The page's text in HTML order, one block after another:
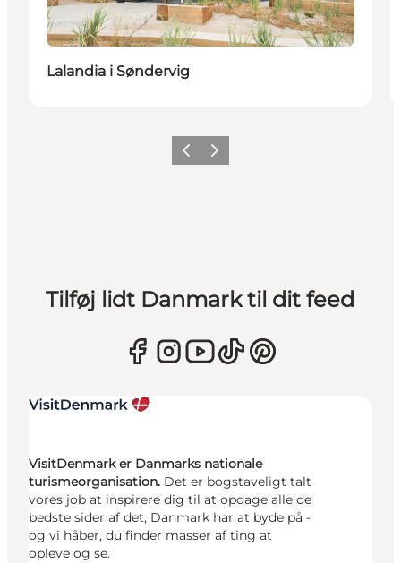
Lalandia i Søndervig
ForrigeNæste
Tilføj lidt Danmark til dit feed
VisitDenmark er Danmarks nationale
turismeorganisation. Det er bogstaveligt talt
vores job at inspirere dig til at opdage alle de
bedste sider af det, Danmark har at byde på -
og vi håber, du finder masser af ting at
opleve og se.